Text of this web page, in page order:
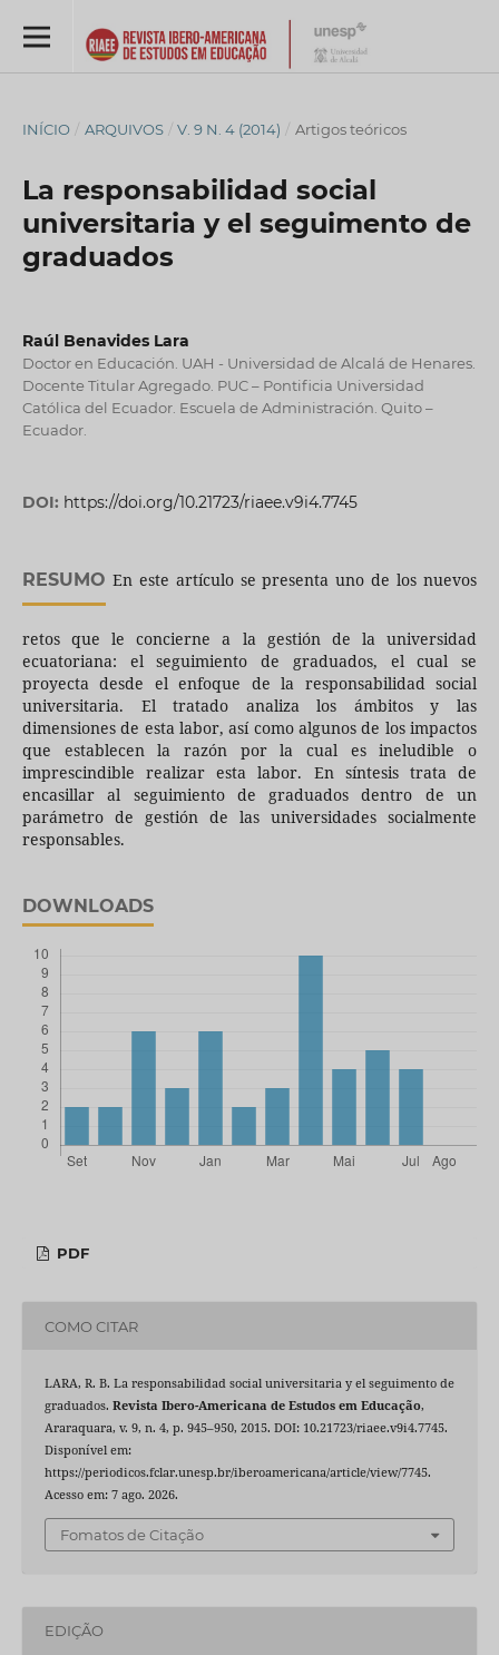
INÍCIO / ARQUIVOS / V. 9 N. 4 (2014) / Artigos teóricos
La responsabilidad social
universitaria y el seguimento de
graduados
Raúl Benavides Lara
Doctor en Educación. UAH - Universidad de Alcalá de Henares.
Docente Titular Agregado. PUC – Pontificia Universidad
Católica del Ecuador. Escuela de Administración. Quito –
Ecuador.
DOI: https://doi.org/10.21723/riaee.v9i4.7745
RESUMO En este artículo se presenta uno de los nuevos
retos que le concierne a la gestión de la universidad
ecuatoriana: el seguimiento de graduados, el cual se
proyecta desde el enfoque de la responsabilidad social
universitaria. El tratado analiza los ámbitos y las
dimensiones de esta labor, así como algunos de los impactos
que establecen la razón por la cual es ineludible o
imprescindible realizar esta labor. En síntesis trata de
encasillar al seguimiento de graduados dentro de un
parámetro de gestión de las universidades socialmente
responsables.
DOWNLOADS
PDF
COMO CITAR
LARA, R. B. La responsabilidad social universitaria y el seguimento de
graduados. Revista Ibero-Americana de Estudos em Educação,
Araraquara, v. 9, n. 4, p. 945–950, 2015. DOI: 10.21723/riaee.v9i4.7745.
Disponível em:
https://periodicos.fclar.unesp.br/iberoamericana/article/view/7745.
Acesso em: 7 ago. 2026.
Fomatos de Citação
EDIÇÃO